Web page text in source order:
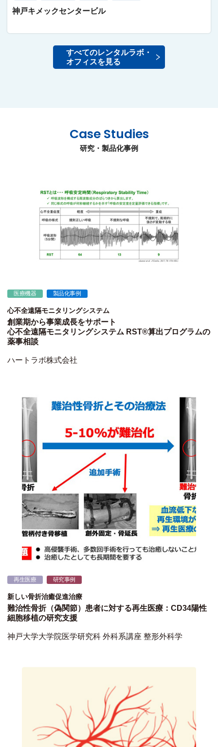
神戸キメックセンタービル
すべてのレンタルラボ・
オフィスを見る
Case Studies
研究・製品化事例
医療機器 製品化事例
心不全遠隔モニタリングシステム
創業期から事業成長をサポート
心不全遠隔モニタリングシステム RST®算出プログラムの
薬事相談
ハートラボ株式会社
再生医療 研究事例
新しい骨折治癒促進治療
難治性骨折（偽関節）患者に対する再生医療：CD34陽性
細胞移植の研究支援
神戸大学大学院医学研究科 外科系講座 整形外科学